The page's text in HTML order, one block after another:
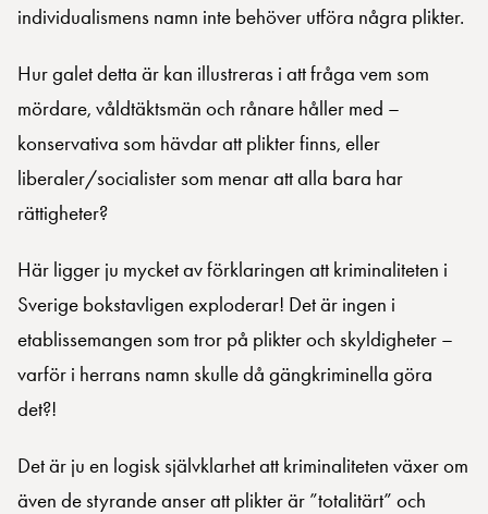
individualismens namn inte behöver utföra några plikter.
Hur galet detta är kan illustreras i att fråga vem som
mördare, våldtäktsmän och rånare håller med –
konservativa som hävdar att plikter finns, eller
liberaler/socialister som menar att alla bara har
rättigheter?
Här ligger ju mycket av förklaringen att kriminaliteten i
Sverige bokstavligen exploderar! Det är ingen i
etablissemangen som tror på plikter och skyldigheter –
varför i herrans namn skulle då gängkriminella göra
det?!
Det är ju en logisk självklarhet att kriminaliteten växer om
även de styrande anser att plikter är ”totalitärt” och